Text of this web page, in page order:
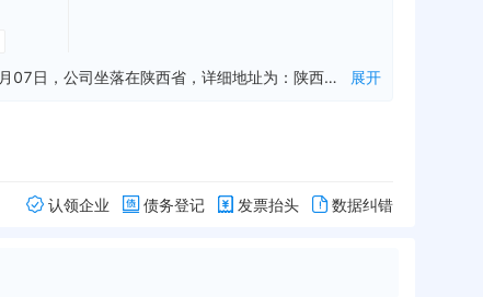
陕西汇德广通汽车维修服务有限公司是一家从事机动车修理维护,洗车服务,汽车零配件零售等业务的公司，成立于2018年08月07日，公司坐落在陕西省，详细地址为：陕西省宝鸡市渭滨区经二路天同国际A座2201;经国家企业信用信息公示系统查询得知，陕西汇德广通汽车维修服务有限公司的信用代码/税号为91610304MA6XET302U，法人是冯博越，注册资本为100.000000万人民币，企业的经营范围为:一般项目：机动车修理和维护；洗车服务；汽车零配件零售；汽车旧车销售；新能源汽车换电设施销售；汽车装饰用品销售；汽车拖车、求援、清障服务；汽车零配件批发；会议及展览服务；新能源汽车电附件销售；表面功能材料销售；橡胶制品销售；小微型客车租赁经营服务；汽车新车销售；广告设计、代理；广告发布；润滑油销售；电子元器件零售；电力电子元器件销售；五金产品零售；自行车及零配件零售；文具用品批发；通用零部件制造；摩托车及零配件零售；家具零配件销售；摩托车及零配件批发；建筑用金属配件销售；电动自行车维修；助动自行车、代步车及零配件销售；日用产品修理；电动自行车销售（除依法须经批准的项目外，凭营业执照依法自主开展经营活动）。 展开
认领企业 债务登记 发票抬头 数据纠错